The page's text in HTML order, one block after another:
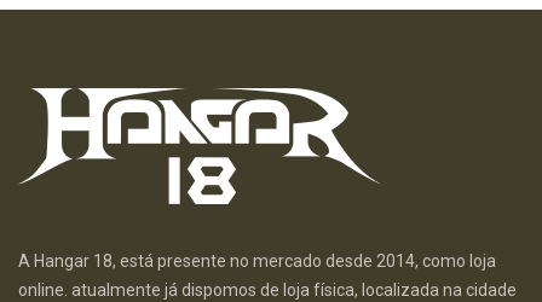
A Hangar 18, está presente no mercado desde 2014, como loja
online. atualmente já dispomos de loja física, localizada na cidade